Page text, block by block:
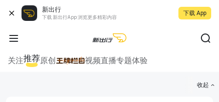
新出行
下载 新出行App 浏览更多精彩内容
下载 App
关注推荐原创 视频直播专题体验
收起